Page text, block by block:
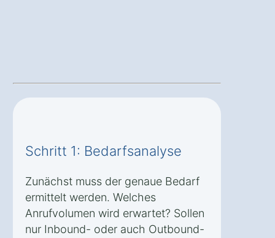
Schritt 1: Bedarfsanalyse
Zunächst muss der genaue Bedarf
ermittelt werden. Welches
Anrufvolumen wird erwartet? Sollen
nur Inbound- oder auch Outbound-